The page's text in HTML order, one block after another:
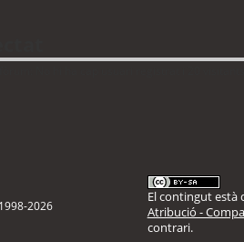
2026
El contingut està
Atribució -
contrari.